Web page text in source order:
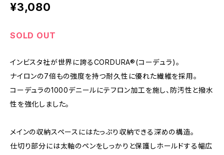
¥3,080
SOLD OUT
インビスタ社が世界に誇るCORDURA®(コーデュラ)。
ナイロンの7倍もの強度を持つ耐久性に優れた繊維を採用。
コーデュラの1000デニールにテフロン加工を施し、防汚性と撥水
性を強化しました。
メインの収納スペースにはたっぷり収納できる深めの構造。
仕切り部分には太軸のペンをしっかりと保護しホールドする幅広